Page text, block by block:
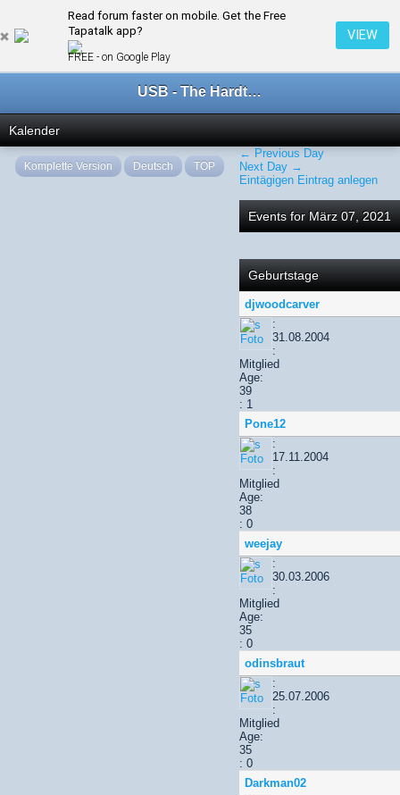
Read forum faster on mobile. Get the Free
Tapatalk app?
FREE - on Google Play
VIEW
← März 2021
USB - The Hardtechno Family
Kalender
← Previous Day
Next Day →
Eintägigen Eintrag anlegen
Events for März 07, 2021
Geburtstage
djwoodcarver
:
31.08.2004
:
Mitglied
Age:
39
: 1
Pone12
:
17.11.2004
:
Mitglied
Age:
38
: 0
weejay
:
30.03.2006
:
Mitglied
Age:
35
: 0
odinsbraut
:
25.07.2006
:
Mitglied
Age:
35
: 0
Darkman02
Komplette Version Deutsch TOP